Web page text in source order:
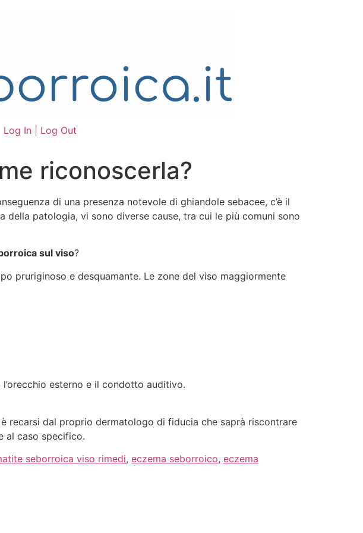
Log In | Log Out
riconoscerla?
di una presenza notevole di ghiandole sebacee, c’è il
patologia, vi sono diverse cause, tra cui le più comuni sono
sul viso?
pruriginoso e desquamante. Le zone del viso maggiormente
esterno e il condotto auditivo.
recarsi dal proprio dermatologo di fiducia che saprà riscontrare
al caso specifico.
seborroica viso rimedi, eczema seborroico, eczema